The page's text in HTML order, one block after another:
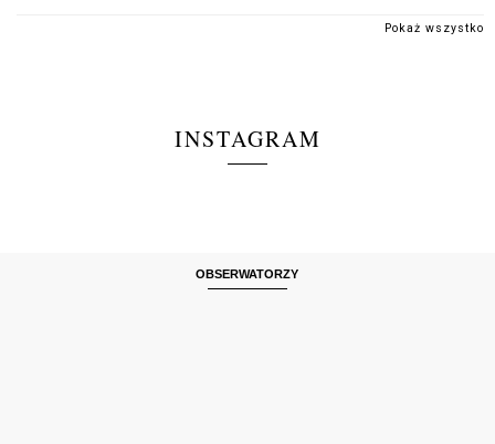
Pokaż wszystko
INSTAGRAM
OBSERWATORZY